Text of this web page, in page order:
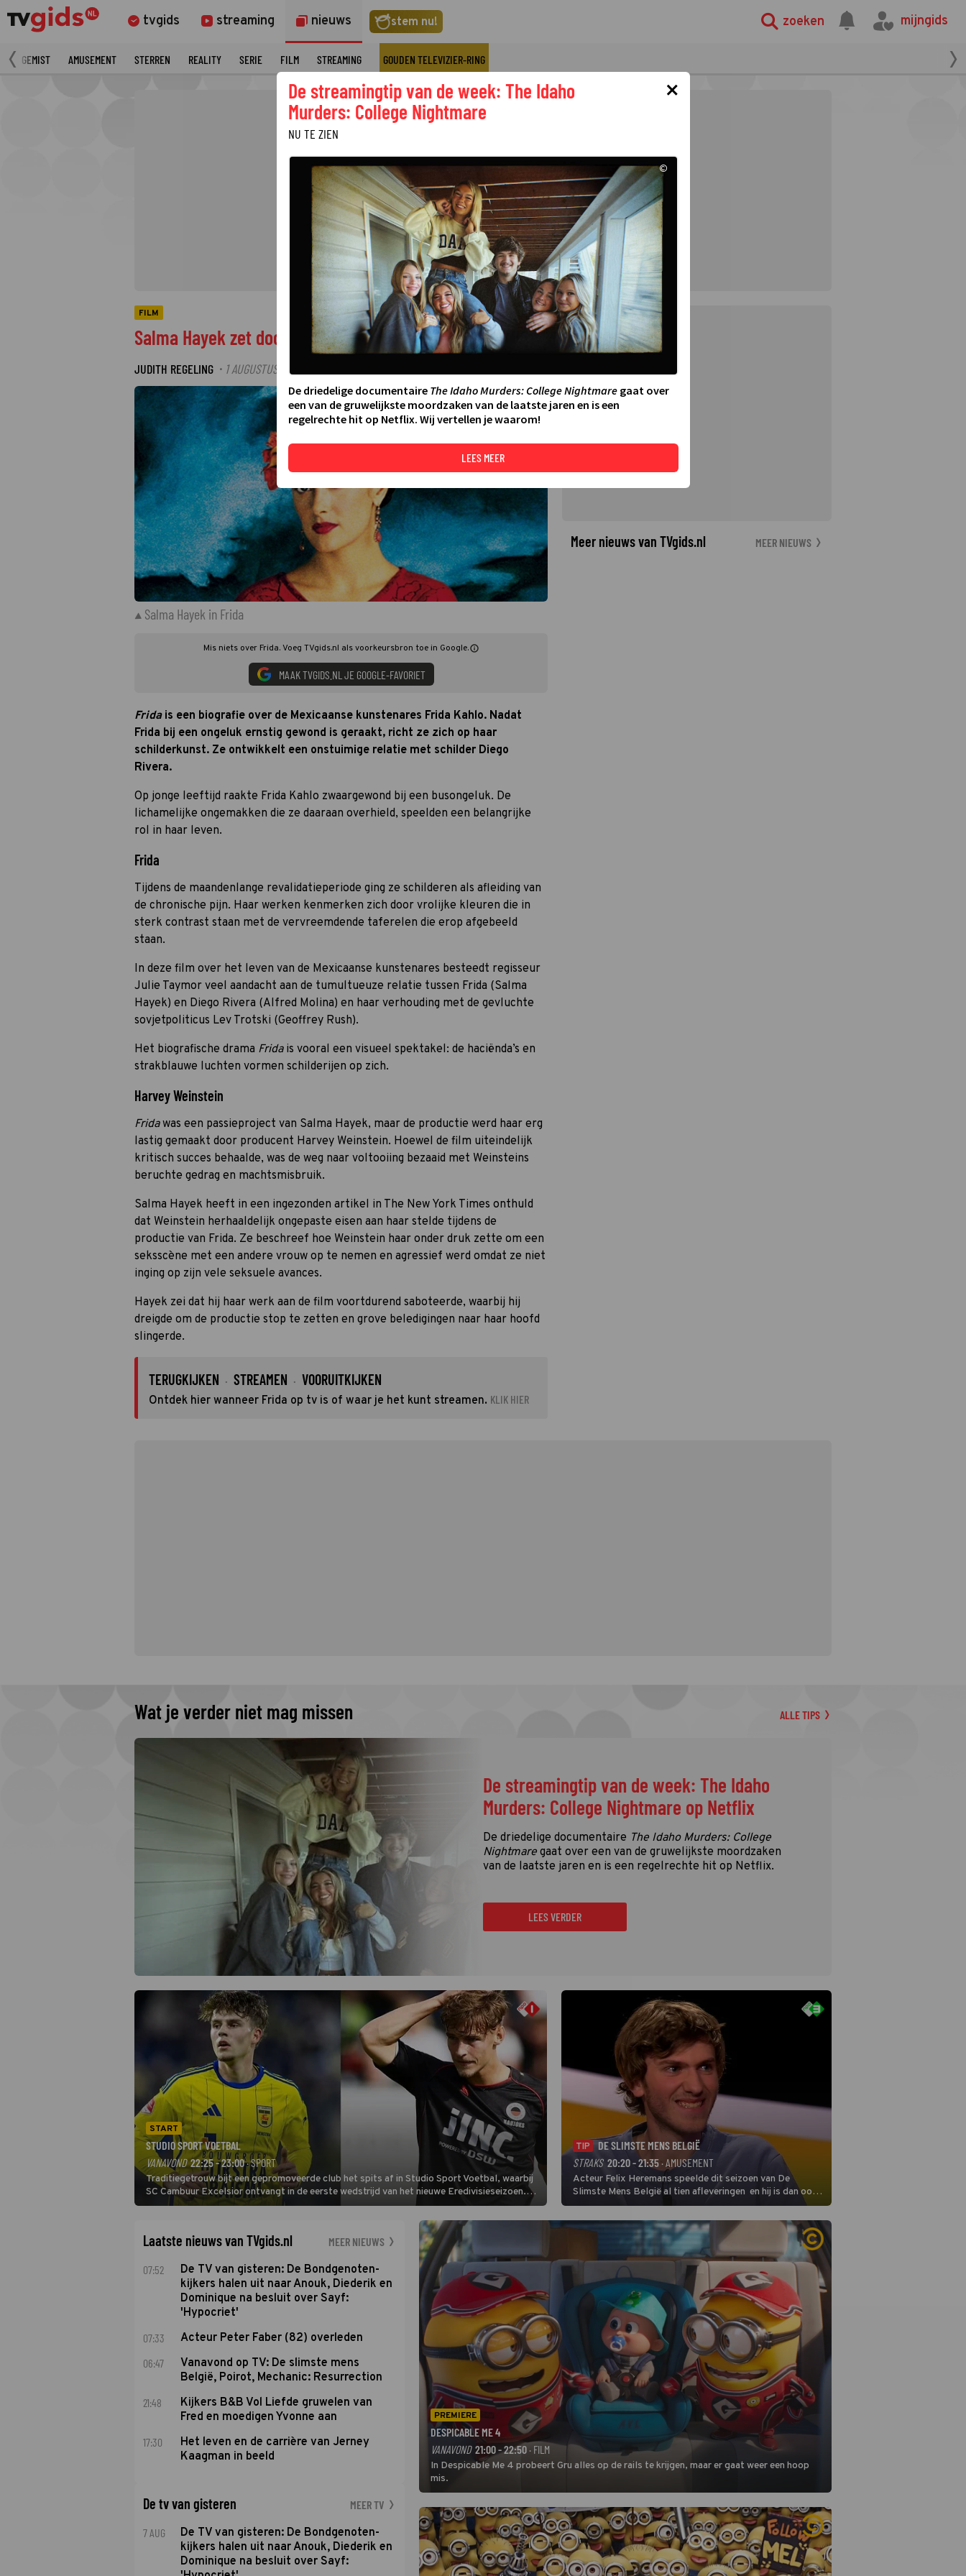
tvgids streaming nieuws stem nu! zoeken mijngids
GEMIST AMUSEMENT STERREN REALITY SERIE FILM STREAMING GOUDEN TELEVIZIER-RING
FILM
Salma Hayek zet door ondanks alle tegenslagen in Frida
JUDITH REGELING · 1 AUGUSTUS 2024 12:15 ·
©
Salma Hayek in Frida
Mis niets over Frida. Voeg TVgids.nl als voorkeursbron toe in Google.
MAAK TVGIDS.NL JE GOOGLE-FAVORIET
Fridais een biografie over de Mexicaanse kunstenares Frida Kahlo. Nadat
Frida bij een ongeluk ernstig gewond is geraakt, richt ze zich op haar
schilderkunst. Ze ontwikkelt een onstuimige relatie met schilder Diego
Rivera.
Op jonge leeftijd raakte Frida Kahlo zwaargewond bij een busongeluk. De
lichamelijke ongemakken die ze daaraan overhield, speelden een belangrijke
rol in haar leven.
Frida
Tijdens de maandenlange revalidatieperiode ging ze schilderen als afleiding van
de chronische pijn. Haar werken kenmerken zich door vrolijke kleuren die in
sterk contrast staan met de vervreemdende taferelen die erop afgebeeld
staan.
In deze film over het leven van de Mexicaanse kunstenares besteedt regisseur
Julie Taymor veel aandacht aan de tumultueuze relatie tussen Frida (Salma
Hayek) en Diego Rivera (Alfred Molina) en haar verhouding met de gevluchte
sovjetpoliticus Lev Trotski (Geoffrey Rush).
Het biografische drama Frida is vooral een visueel spektakel: de haciënda’s en
strakblauwe luchten vormen schilderijen op zich.
Harvey Weinstein
Fridawas een passieproject van Salma Hayek, maar de productie werd haar erg
lastig gemaakt door producent Harvey Weinstein. Hoewel de film uiteindelijk
kritisch succes behaalde, was de weg naar voltooiing bezaaid met Weinsteins
beruchte gedrag en machtsmisbruik.
Salma Hayek heeft in een ingezonden artikel in The New York Times onthuld
dat Weinstein herhaaldelijk ongepaste eisen aan haar stelde tijdens de
productie van Frida. Ze beschreef hoe Weinstein haar onder druk zette om een
seksscène met een andere vrouw op te nemen en agressief werd omdat ze niet
inging op zijn vele seksuele avances.
Hayek zei dat hij haar werk aan de film voortdurend saboteerde, waarbij hij
dreigde om de productie stop te zetten en grove beledigingen naar haar hoofd
slingerde.
TERUGKIJKEN · STREAMEN · VOORUITKIJKEN
Ontdek hier wanneer Frida op tv is of waar je het kunt streamen. KLIK HIER
Meer nieuws van TVgids.nl MEER NIEUWS
Wat je verder niet mag missen ALLE TIPS
De streamingtip van de week: The Idaho
Murders: College Nightmare op Netflix
De driedelige documentaire The Idaho Murders: College
Nightmare gaat over een van de gruwelijkste moordzaken
van de laatste jaren en is een regelrechte hit op Netflix.
LEES VERDER
START
STUDIO SPORT VOETBAL
VANAVOND 22:25 - 23:00· SPORT
Traditiegetrouw bijt een gepromoveerde club het spits af in Studio Sport Voetbal, waarbij
SC Cambuur Excelsior ontvangt in de eerste wedstrijd van het nieuwe Eredivisieseizoen.
De nieuwe oefenmeester is Johan Plat en hij wil aanvallend voetballen.
TIP
DE SLIMSTE MENS BELGIË
STRAKS 20:20 - 21:35· AMUSEMENT
Acteur Felix Heremans speelde dit seizoen van De
Slimste Mens België al tien afleveringen en hij is dan ook
de grote favoriet in deze seizoensfinale. En er is
Nederlandse inbreng, want komiek Soundos El Ahmadi
neemt plaats aan de jurytafel.
Laatste nieuws van TVgids.nl MEER NIEUWS
07:52
De TV van gisteren: De Bondgenoten-
kijkers halen uit naar Anouk, Diederik en
Dominique na besluit over Sayf:
'Hypocriet'
07:33 Acteur Peter Faber (82) overleden
06:47
Vanavond op TV: De slimste mens
België, Poirot, Mechanic: Resurrection
21:48
Kijkers B&B Vol Liefde gruwelen van
Fred en moedigen Yvonne aan
17:30
Het leven en de carrière van Jerney
Kaagman in beeld
De tv van gisteren MEER TV
7 AUG
De TV van gisteren: De Bondgenoten-
kijkers halen uit naar Anouk, Diederik en
Dominique na besluit over Sayf:
PREMIERE
DESPICABLE ME 4
VANAVOND 21:00 - 22:50 · FILM
In Despicable Me 4 probeert Gru alles op de rails te krijgen, maar er gaat weer een hoop
mis.
×
De streamingtip van de week: The Idaho
Murders: College Nightmare
NU TE ZIEN
©
De driedelige documentaire The Idaho Murders: College Nightmaregaat over
een van de gruwelijkste moordzaken van de laatste jaren en is een
regelrechte hit op Netflix. Wij vertellen je waarom!
LEES MEER